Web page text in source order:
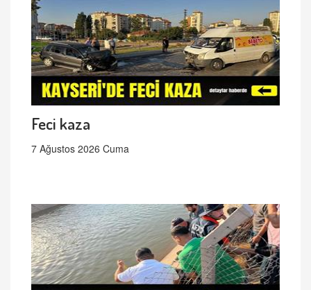
Feci kaza
7 Ağustos 2026 Cuma